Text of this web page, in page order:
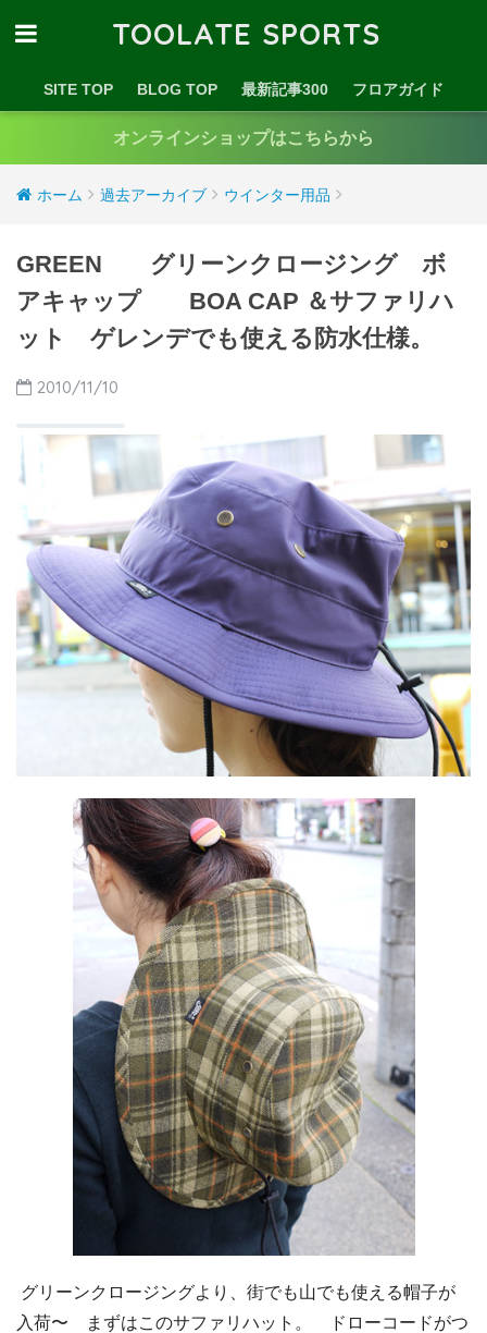
TOOLATE SPORTS
SITE TOP BLOG TOP 最新記事300 フロアガイド
オンラインショップはこちらから
ホーム 過去アーカイブ ウインター用品
GREEN グリーンクロージング ボ
アキャップ BOA CAP ＆サファリハ
ット ゲレンデでも使える防水仕様。
2010/11/10
グリーンクロージングより、街でも山でも使える帽子が
入荷〜 まずはこのサファリハット。 ドローコードがつ